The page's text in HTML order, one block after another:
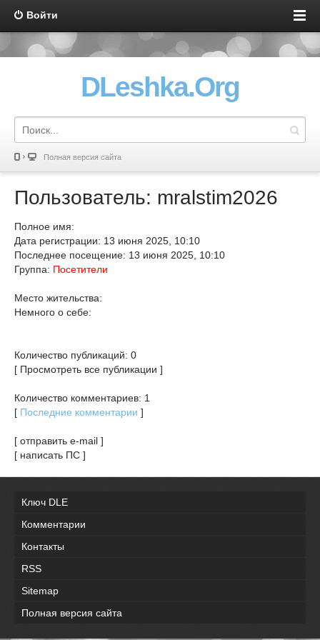
Войти
DLeshka.Org
Полная версия сайта
Пользователь: mralstim2026
Полное имя:
Дата регистрации: 13 июня 2025, 10:10
Последнее посещение: 13 июня 2025, 10:10
Группа: Посетители
Место жительства:
Немного о себе:
Количество публикаций: 0
[ Просмотреть все публикации ]
Количество комментариев: 1
[ Последние комментарии ]
[ отправить e-mail ]
[ написать ПС ]
Ключ DLE
Комментарии
Контакты
RSS
Sitemap
Полная версия сайта